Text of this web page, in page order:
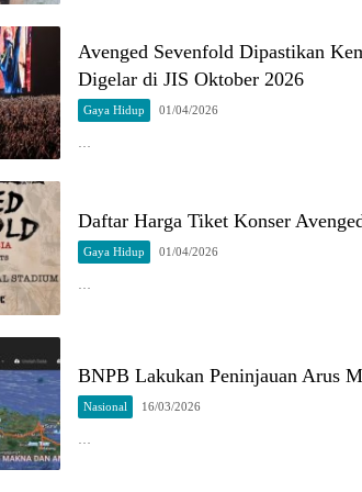
Avenged Sevenfold Dipastikan
Digelar di JIS Oktober 2026
Gaya Hidup 01/04/2026
…
Daftar Harga Tiket Konser
Gaya Hidup 01/04/2026
…
BNPB Lakukan Peninjauan Arus
Nasional 16/03/2026
…